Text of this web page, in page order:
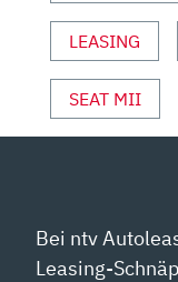
YOUTUBE
ANZEIGEN
LEASING
SEAT MII
Bei ntv
Leasing-